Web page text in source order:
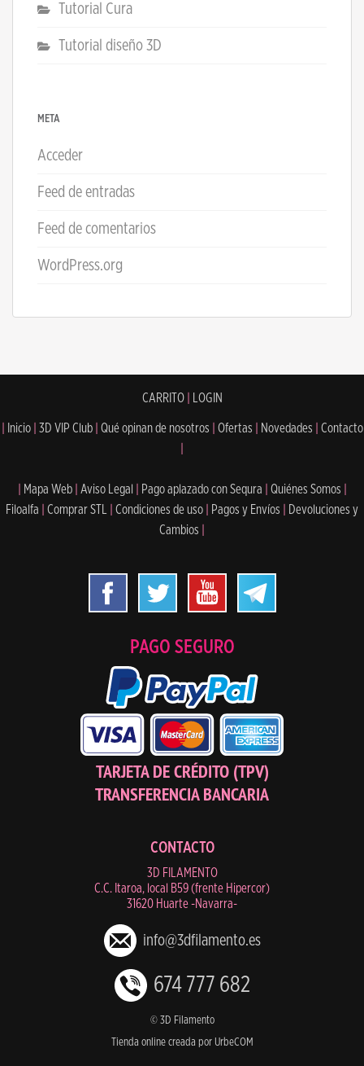
Tutorial Cura
Tutorial diseño 3D
META
Acceder
Feed de entradas
Feed de comentarios
WordPress.org
CARRITO| LOGIN
Inicio 3D VIP Club Qué opinan de nosotros Ofertas Novedades
Contacto
Mapa Web Aviso Legal Pago aplazado con Sequra Quiénes Somos
Filoalfa
Comprar STL Condiciones de uso Pagos y Envíos
Devoluciones y
Cambios
PAGO SEGURO
TARJETA DE CRÉDITO (TPV)
TRANSFERENCIA BANCARIA
CONTACTO
3D FILAMENTO
C.C. Itaroa, local B59 (frente Hipercor)
31620 Huarte -Navarra-
info@3dfilamento.es
674 777 682
© 3D Filamento
Tienda online creada por UrbeCOM